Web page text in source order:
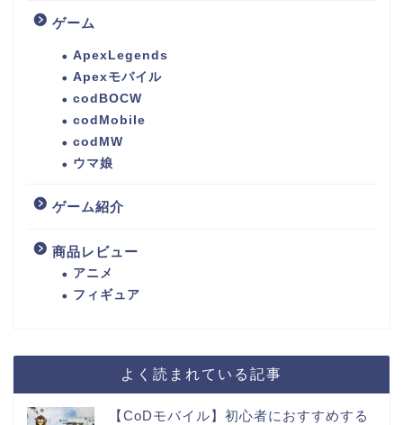
ゲーム
ApexLegends
Apexモバイル
codBOCW
codMobile
codMW
ウマ娘
ゲーム紹介
商品レビュー
アニメ
フィギュア
よく読まれている記事
【CoDモバイル】初心者におすすめする